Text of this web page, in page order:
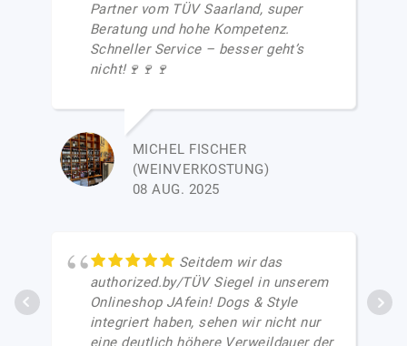
Partner vom TÜV Saarland, super
Beratung und hohe Kompetenz.
Schneller Service – besser geht’s
nicht!🍷🍷🍷
MICHEL FISCHER
(WEINVERKOSTUNG)
08 AUG. 2025
Seitdem wir das
authorized.by/TÜV Siegel in unserem
Onlineshop JAfein! Dogs & Style
integriert haben, sehen wir nicht nur
eine deutlich höhere Verweildauer der